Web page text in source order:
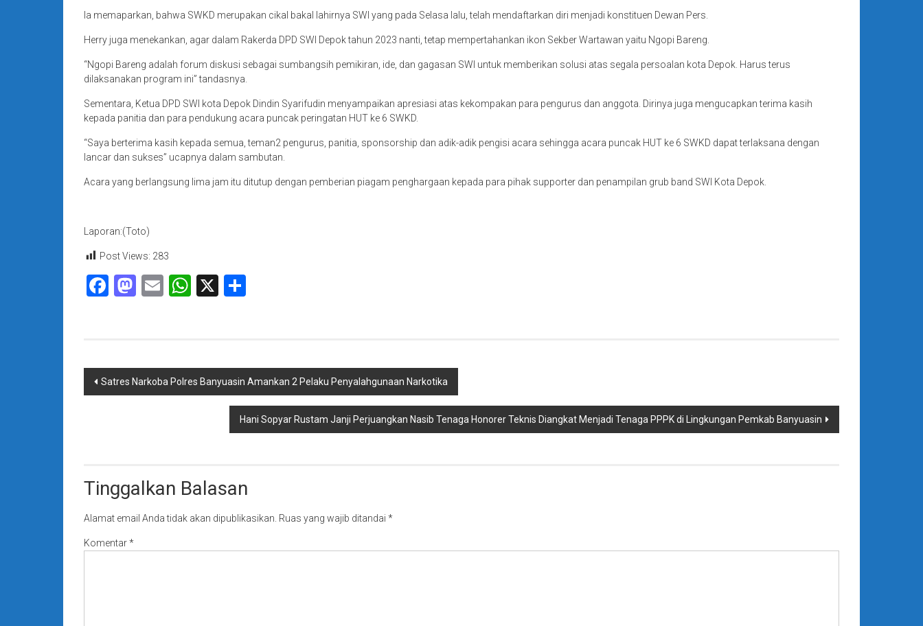
Ia memaparkan, bahwa SWKD merupakan cikal bakal lahirnya SWI yang pada Selasa lalu, telah mendaftarkan diri menjadi konstituen Dewan Pers.
Herry juga menekankan, agar dalam Rakerda DPD SWI Depok tahun 2023 nanti, tetap mempertahankan ikon Sekber Wartawan yaitu Ngopi Bareng.
“Ngopi Bareng adalah forum diskusi sebagai sumbangsih pemikiran, ide, dan gagasan SWI untuk memberikan solusi atas segala persoalan kota Depok. Harus terus
dilaksanakan program ini” tandasnya.
Sementara, Ketua DPD SWI kota Depok Dindin Syarifudin menyampaikan apresiasi atas kekompakan para pengurus dan anggota. Dirinya juga mengucapkan terima kasih
kepada panitia dan para pendukung acara puncak peringatan HUT ke 6 SWKD.
“Saya berterima kasih kepada semua, teman2 pengurus, panitia, sponsorship dan adik-adik pengisi acara sehingga acara puncak HUT ke 6 SWKD dapat terlaksana dengan
lancar dan sukses” ucapnya dalam sambutan.
Acara yang berlangsung lima jam itu ditutup dengan pemberian piagam penghargaan kepada para pihak supporter dan penampilan grub band SWI Kota Depok.
Laporan:(Toto)
Post Views: 283
Facebook
Mastodon
EmailWhatsApp
X
Navigasi
Satres Narkoba Polres Banyuasin Amankan 2 Pelaku Penyalahgunaan Narkotika
Hani Sopyar Rustam Janji Perjuangkan Nasib Tenaga Honorer Teknis Diangkat Menjadi Tenaga PPPK di Lingkungan Pemkab Banyuasin
Tinggalkan Balasan
Alamat email Anda tidak akan dipublikasikan. Ruas yang wajib ditandai *
Komentar*